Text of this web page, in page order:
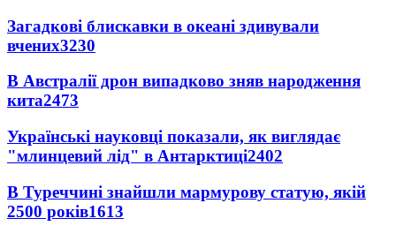
Загадкові блискавки в океані здивували
вчених3230
В Австралії дрон випадково зняв народження
кита2473
Українські науковці показали, як виглядає
"млинцевий лід" в Антарктиці2402
В Туреччині знайшли мармурову статую, якій
2500 років1613